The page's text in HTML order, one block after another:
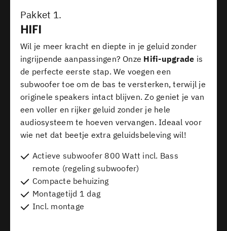
Pakket 1.
HIFI
Wil je meer kracht en diepte in je geluid zonder
ingrijpende aanpassingen? Onze Hifi-upgrade is
de perfecte eerste stap. We voegen een
subwoofer toe om de bas te versterken, terwijl je
originele speakers intact blijven. Zo geniet je van
een voller en rijker geluid zonder je hele
audiosysteem te hoeven vervangen. Ideaal voor
wie net dat beetje extra geluidsbeleving wil!
Actieve subwoofer 800 Watt incl. Bass
remote (regeling subwoofer)
Compacte behuizing
Montagetijd 1 dag
Incl. montage